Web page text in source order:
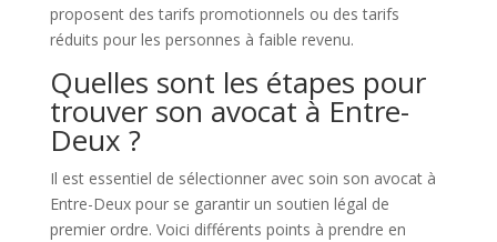
proposent des tarifs promotionnels ou des tarifs
réduits pour les personnes à faible revenu.
Quelles sont les étapes pour
trouver son avocat à Entre-
Deux ?
Il est essentiel de sélectionner avec soin son avocat à
Entre-Deux pour se garantir un soutien légal de
premier ordre. Voici différents points à prendre en